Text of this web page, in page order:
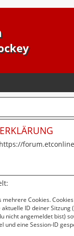
Cookies.
ID deiner
nicht angemeldet bist)
eine Session-ID